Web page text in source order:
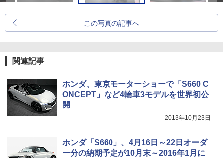
この写真の記事へ
関連記事
ホンダ、東京モーターショーで「S660 C
ONCEPT」など4輪車3モデルを世界初公
開
2013年10月23日
ホンダ「S660」、4月16日～22日オーダ
ー分の納期予定が10月末～2016年1月に